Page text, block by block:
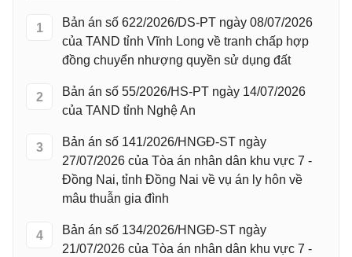
1
Bản án số 622/2026/DS-PT ngày 08/07/2026
của TAND tỉnh Vĩnh Long về tranh chấp hợp
đồng chuyển nhượng quyền sử dụng đất
2
Bản án số 55/2026/HS-PT ngày 14/07/2026
của TAND tỉnh Nghệ An
3
Bản án số 141/2026/HNGĐ-ST ngày
27/07/2026 của Tòa án nhân dân khu vực 7 -
Đồng Nai, tỉnh Đồng Nai về vụ án ly hôn về
mâu thuẫn gia đình
4
Bản án số 134/2026/HNGĐ-ST ngày
21/07/2026 của Tòa án nhân dân khu vực 7 -